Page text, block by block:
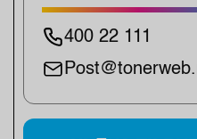
400 22 111